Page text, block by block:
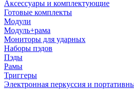
Аксессуары и комплектующие
Готовые комплекты
Модули
Модуль+рама
Мониторы для ударных
Наборы пэдов
Пэды
Рамы
Триггеры
Электронная перкуссия и